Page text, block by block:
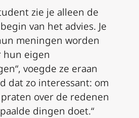
zie je alleen de
van het advies. Je
meningen worden
hun eigen
voegde ze eraan
dat zo interessant: om
over de redenen
dingen doet.“